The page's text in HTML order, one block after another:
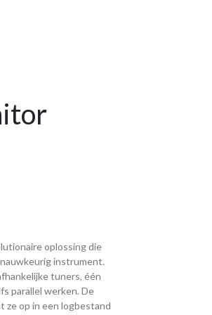
oplossing die
instrument.
tuners, één
parallel werken. De
ze op in een logbestand